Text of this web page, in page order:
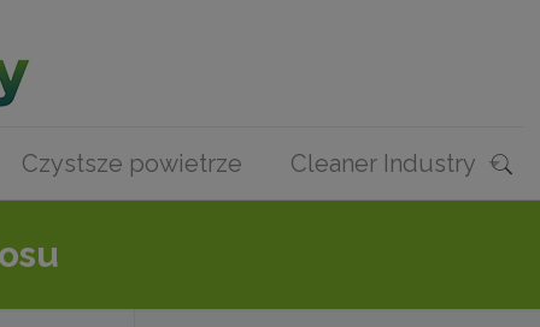
Czystsze powietrze Cleaner Industry